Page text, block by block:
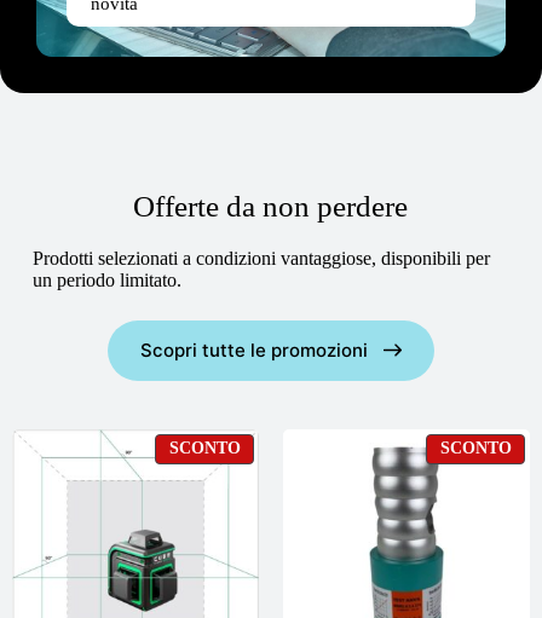
Offerte da non perdere
Prodotti selezionati a condizioni vantaggiose, disponibili per
un periodo limitato.
Scopri tutte le promozioni
SCONTOPRODOTTO
IN
SCONTO
IN